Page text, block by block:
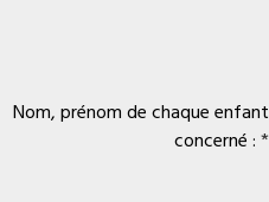
Nom, prénom de chaque enfant
concerné :